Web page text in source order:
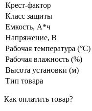
Крест-фактор
Класс защиты
Емкость, А*ч
Напряжение, В
Рабочая температура (°C)
Рабочая влажность (%)
Высота установки (м)
Тип товара
Как оплатить товар?